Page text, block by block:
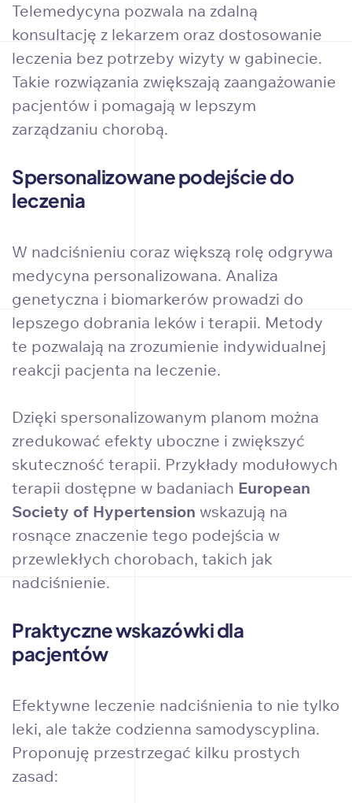
Telemedycyna pozwala na zdalną
konsultację z lekarzem oraz dostosowanie
leczenia bez potrzeby wizyty w gabinecie.
Takie rozwiązania zwiększają zaangażowanie
pacjentów i pomagają w lepszym
zarządzaniu chorobą.
Spersonalizowane podejście do
leczenia
W nadciśnieniu coraz większą rolę odgrywa
medycyna personalizowana. Analiza
genetyczna i biomarkerów prowadzi do
lepszego dobrania leków i terapii. Metody
te pozwalają na zrozumienie indywidualnej
reakcji pacjenta na leczenie.
Dzięki spersonalizowanym planom można
zredukować efekty uboczne i zwiększyć
skuteczność terapii. Przykłady modułowych
terapii dostępne w badaniach European
Society of Hypertension wskazują na
rosnące znaczenie tego podejścia w
przewlekłych chorobach, takich jak
nadciśnienie.
Praktyczne wskazówki dla
pacjentów
Efektywne leczenie nadciśnienia to nie tylko
leki, ale także codzienna samodyscyplina.
Proponuję przestrzegać kilku prostych
zasad: